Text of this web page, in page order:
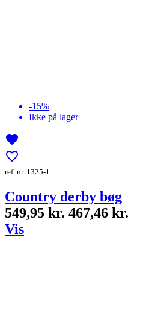
-15%
Ikke på lager
favorite
favorite_border
ref. nr. 1325-1
Country derby bøg
549,95 kr. 467,46 kr.
Vis